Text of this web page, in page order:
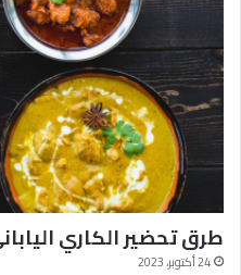
ي
ة
2
0
2
4
و
ا
ك
ث
ر
ه
طرق تحضير الكاري
24 أكتوبر، 2023